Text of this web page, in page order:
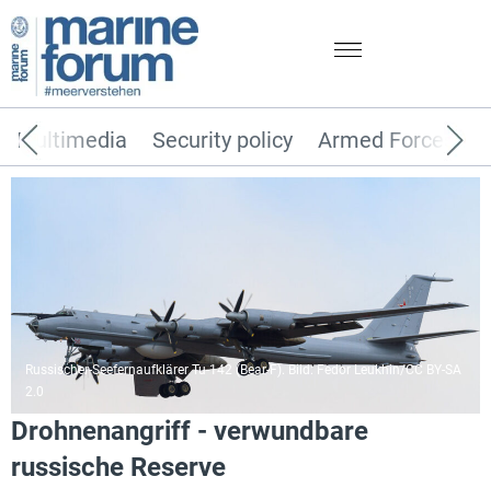
Security policy Armed Forces
Multimedia
Russischer-Seefernaufklärer Tu-142 (Bear-F). Bild: Fedor Leukhin/CC BY-SA
2.0
Drohnenangriff - verwundbare
russische Reserve